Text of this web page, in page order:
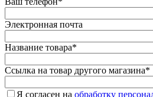
Электронная почта
Название товара*
Ссылка на товар другого магазина*
Я согласен на обработку